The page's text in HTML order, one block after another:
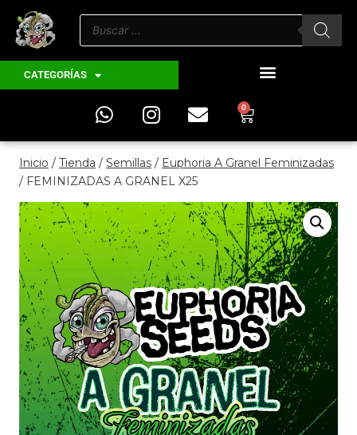
CATEGORÍAS
0
Inicio / Tienda / Semillas / Euphoria A Granel Feminizadas
/ FEMINIZADAS A GRANEL X25